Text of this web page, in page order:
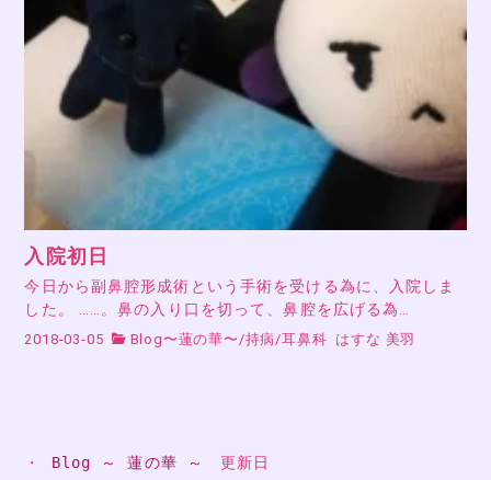
入院初日
今日から副鼻腔形成術という手術を受ける為に、入院しま
した。 ……。鼻の入り口を切って、鼻腔を広げる為…
2018-03-05 Blog〜蓮の華〜 /持病 /耳鼻科 はすな 美羽
・ Blog ～ 蓮の華 ～ 更新日